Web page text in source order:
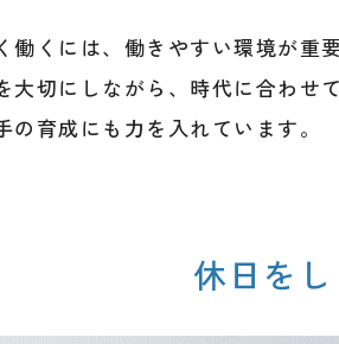
働くには、働きやすい環境が
大切にしながら、時代に合わせ
育成にも力を入れています。
休日を